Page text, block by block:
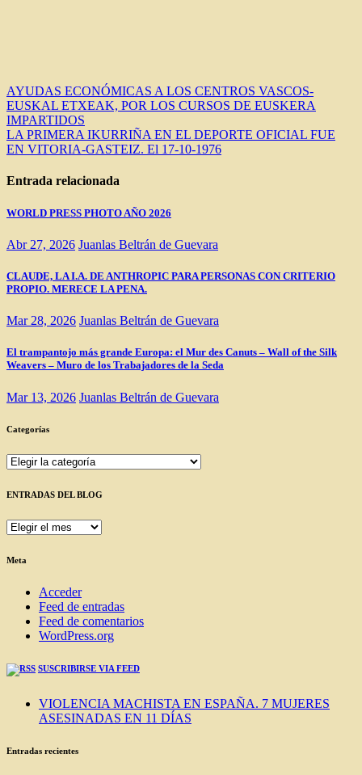
Navegación
de
entradas
AYUDAS ECONÓMICAS A LOS CENTROS VASCOS-
EUSKAL ETXEAK, POR LOS CURSOS DE EUSKERA
IMPARTIDOS
LA PRIMERA IKURRIÑA EN EL DEPORTE OFICIAL FUE
EN VITORIA-GASTEIZ. El 17-10-1976
Entrada relacionada
WORLD PRESS PHOTO AÑO 2026
Abr 27, 2026 Juanlas Beltrán de Guevara
CLAUDE, LA I.A. DE ANTHROPIC PARA PERSONAS CON CRITERIO
PROPIO. MERECE LA PENA.
Mar 28, 2026 Juanlas Beltrán de Guevara
El trampantojo más grande Europa: el Mur des Canuts – Wall of the Silk
Weavers – Muro de los Trabajadores de la Seda
Mar 13, 2026 Juanlas Beltrán de Guevara
Categorías
Categorías
ENTRADAS DEL BLOG
ENTRADAS
BLOG
Meta
Acceder
Feed de entradas
Feed de comentarios
WordPress.org
SUSCRIBIRSE VIA FEED
VIOLENCIA MACHISTA EN ESPAÑA. 7 MUJERES
ASESINADAS EN 11 DÍAS
Entradas recientes